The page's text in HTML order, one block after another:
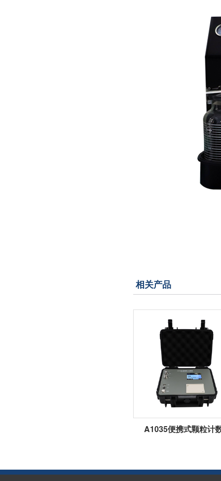
相关产品
A1035便携式颗粒计